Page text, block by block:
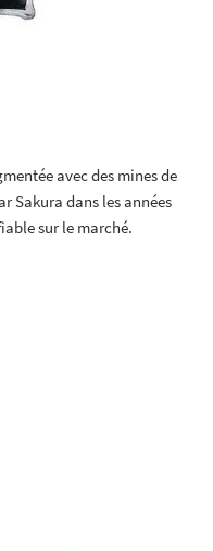
avec des mines de
Sakura dans les années
sur le marché.